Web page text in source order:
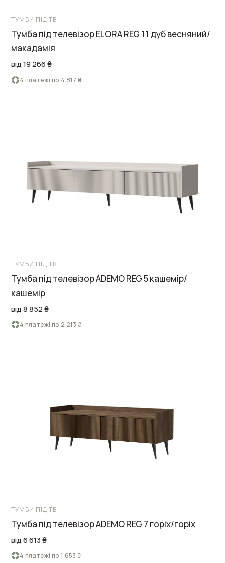
ТУМБИ ПІД ТВ
Тумба під телевізор ELORA REG 11 дуб весняний/
макадамія
від 19 266 ₴
4 платежі по 4 817 ₴
ТУМБИ ПІД ТВ
Тумба під телевізор ADEMO REG 5 кашемір/
кашемір
від 8 852 ₴
4 платежі по 2 213 ₴
ТУМБИ ПІД ТВ
Тумба під телевізор ADEMO REG 7 горіх/горіх
від 6 613 ₴
4 платежі по 1 653 ₴